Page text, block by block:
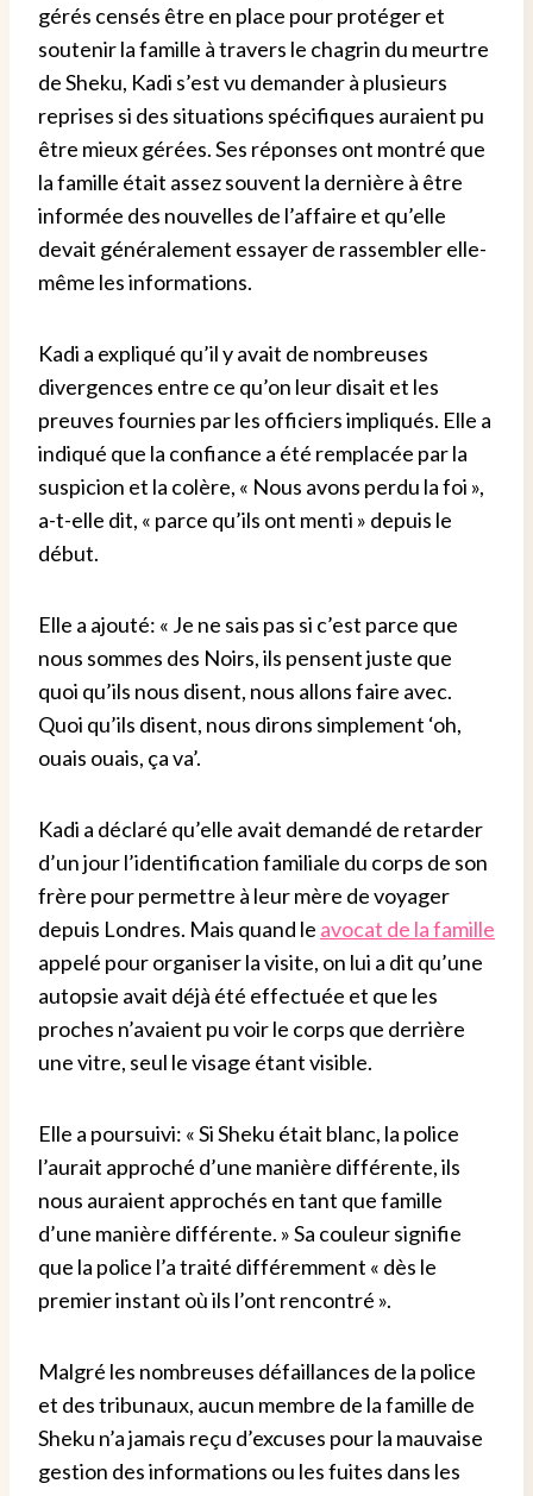
gérés censés être en place pour protéger et
soutenir la famille à travers le chagrin du meurtre
de Sheku, Kadi s’est vu demander à plusieurs
reprises si des situations spécifiques auraient pu
être mieux gérées. Ses réponses ont montré que
la famille était assez souvent la dernière à être
informée des nouvelles de l’affaire et qu’elle
devait généralement essayer de rassembler elle-
même les informations.
Kadi a expliqué qu’il y avait de nombreuses
divergences entre ce qu’on leur disait et les
preuves fournies par les officiers impliqués. Elle a
indiqué que la confiance a été remplacée par la
suspicion et la colère, « Nous avons perdu la foi »,
a-t-elle dit, « parce qu’ils ont menti » depuis le
début.
Elle a ajouté: « Je ne sais pas si c’est parce que
nous sommes des Noirs, ils pensent juste que
quoi qu’ils nous disent, nous allons faire avec.
Quoi qu’ils disent, nous dirons simplement ‘oh,
ouais ouais, ça va’.
Kadi a déclaré qu’elle avait demandé de retarder
d’un jour l’identification familiale du corps de son
frère pour permettre à leur mère de voyager
depuis Londres. Mais quand le avocat de la famille
appelé pour organiser la visite, on lui a dit qu’une
autopsie avait déjà été effectuée et que les
proches n’avaient pu voir le corps que derrière
une vitre, seul le visage étant visible.
Elle a poursuivi: « Si Sheku était blanc, la police
l’aurait approché d’une manière différente, ils
nous auraient approchés en tant que famille
d’une manière différente. » Sa couleur signifie
que la police l’a traité différemment « dès le
premier instant où ils l’ont rencontré ».
Malgré les nombreuses défaillances de la police
et des tribunaux, aucun membre de la famille de
Sheku n’a jamais reçu d’excuses pour la mauvaise
gestion des informations ou les fuites dans les